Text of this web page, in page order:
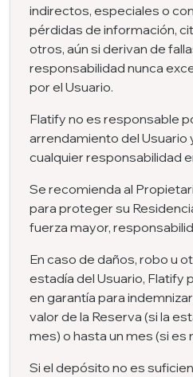
indirectos, especiales o
pérdidas de información,
otros, aún si derivan de
responsabilidad nunca
por el Usuario.
Flatify no es responsable
arrendamiento del Usuario
cualquier responsabilidad
Se recomienda al
para proteger su
fuerza mayor,
En caso de daños, robo u
estadía del Usuario, Flatify
en garantía para
valor de la Reserva (si la
mes) o hasta un mes (si es
Si el depósito no es